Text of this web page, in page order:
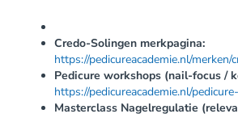
Credo-Solingen merkpagina:
https://pedicureacademie.nl/
Pedicure workshops (nail-focus /
https://pedicureacademie.nl/
Masterclass Nagelregulatie